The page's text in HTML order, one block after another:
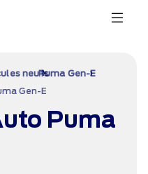
neufs
›
Puma Gen-E
›
Gen-E
Puma